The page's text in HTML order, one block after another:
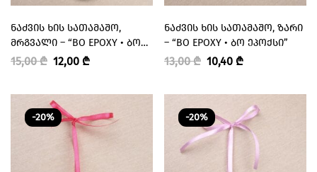
ᲜᲐᲫᲕᲘᲡ ᲮᲘᲡ ᲡᲐᲗᲐᲛᲐᲨᲝ,
ᲛᲠᲒᲕᲐᲚᲘ – “BO EPOXY • ᲑᲝ
ᲔᲞᲝᲥᲡᲘ”
15,00₾ 12,00 ₾
ᲜᲐᲫᲕᲘᲡ ᲮᲘᲡ ᲡᲐᲗᲐᲛᲐᲨᲝ, ᲖᲐᲠᲘ
– “BO EPOXY • ᲑᲝ ᲔᲞᲝᲥᲡᲘ”
13,00₾ 10,40 ₾
-20% -20%